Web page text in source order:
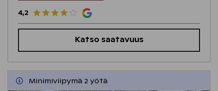
4,2
Katso saatavuus
Minimiviipymä 2 yötä